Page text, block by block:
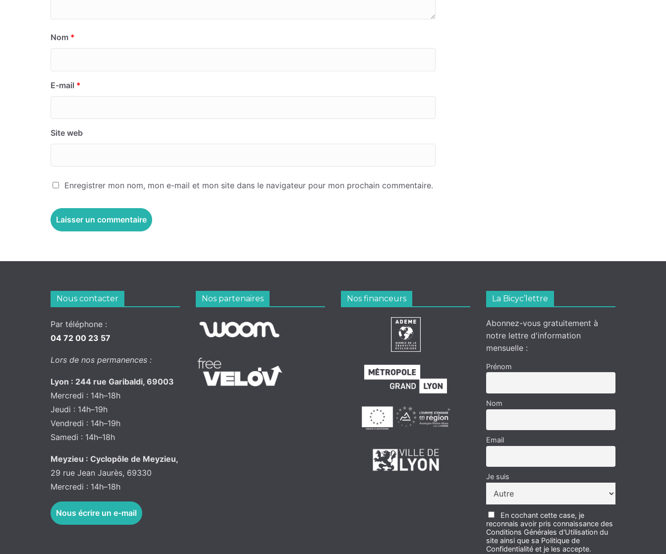
Nom *
E-mail *
Site web
Enregistrer mon nom, mon e-mail et mon site dans le navigateur pour mon prochain commentaire.
Nous contacter
Par téléphone :
04 72 00 23 57
Lors de nos permanences :
Lyon : 244 rue Garibaldi, 69003
Mercredi : 14h–18h
Jeudi : 14h–19h
Vendredi : 14h–19h
Samedi : 14h–18h
Meyzieu : Cyclopôle de Meyzieu,
29 rue Jean Jaurès, 69330
Mercredi : 14h–18h
Nous écrire un e-mail
Nos partenaires Nos financeurs La Bicyc’lettre
Abonnez-vous gratuitement à
notre lettre d'information
mensuelle :
Prénom
Nom
Email
Je suis
En cochant cette case, je
reconnais avoir pris connaissance des
Conditions Générales d'Utilisation du
site ainsi que sa Politique de
Confidentialité et je les accepte.